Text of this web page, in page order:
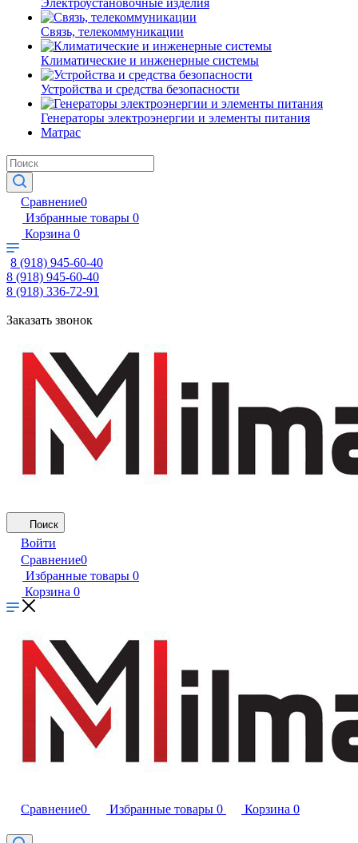
Электроустановочные изделия
Связь, телекоммуникации
Климатические и инженерные системы
Устройства и средства безопасности
Генераторы электроэнергии и элементы питания
Матрас
Сравнение0
Избранные товары 0
Корзина 0
8 (918) 945-60-40
8 (918) 945-60-40
8 (918) 336-72-91
Заказать звонок
Поиск
Войти
Сравнение0
Избранные товары 0
Корзина 0
Сравнение0 Избранные товары 0 Корзина 0